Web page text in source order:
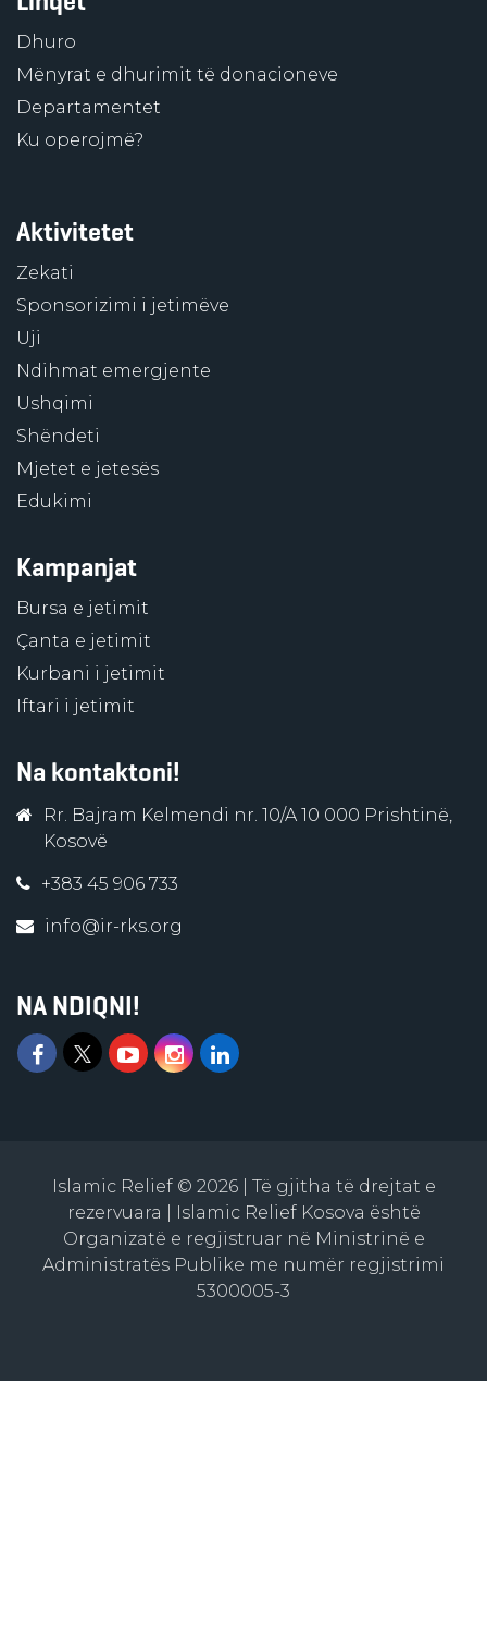
Dhuro
Mënyrat e dhurimit të donacioneve
Departamentet
Ku operojmë?
Aktivitetet
Zekati
Sponsorizimi i jetimëve
Uji
Ndihmat emergjente
Ushqimi
Shëndeti
Mjetet e jetesës
Edukimi
Kampanjat
Bursa e jetimit
Çanta e jetimit
Kurbani i jetimit
Iftari i jetimit
Na kontaktoni!
Rr. Bajram Kelmendi nr. 10/A 10 000 Prishtinë,
Kosovë
+383 45 906 733
info@ir-rks.org
NA NDIQNI!
Islamic Relief © 2026 | Të gjitha të drejtat e
rezervuara | Islamic Relief Kosova është
Organizatë e regjistruar në Ministrinë e
Administratës Publike me numër regjistrimi
5300005-3